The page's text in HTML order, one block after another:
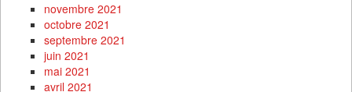
novembre 2021
octobre 2021
septembre 2021
juin 2021
mai 2021
avril 2021